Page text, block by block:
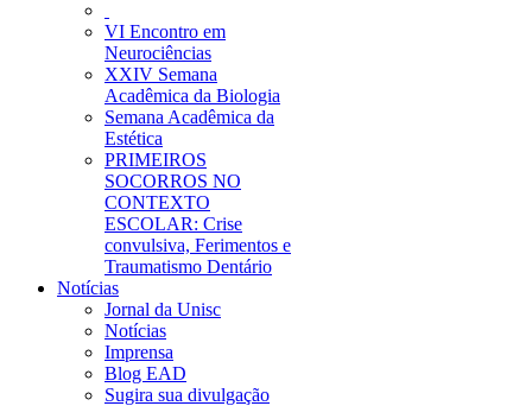
VI Encontro em
Neurociências
XXIV Semana
Acadêmica da Biologia
Semana Acadêmica da
Estética
PRIMEIROS
SOCORROS NO
CONTEXTO
ESCOLAR: Crise
convulsiva, Ferimentos e
Traumatismo Dentário
Notícias
Jornal da Unisc
Notícias
Imprensa
Blog EAD
Sugira sua divulgação